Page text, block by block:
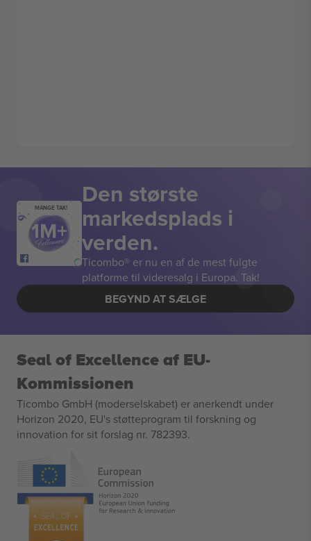
MANGE TAK! Den største
markedsplads i
verden.
Ticombo® er nu en af de mest fulgte
platforme til videresalg i Europa. Tak!
BEGYND AT SÆLGE
Seal of Excellence af EU-
Kommissionen
Ticombo GmbH (moderselskabet) er anerkendt under
Horizon 2020, EU's støtteprogram til forskning og
innovation for sit forslag nr. 782393.